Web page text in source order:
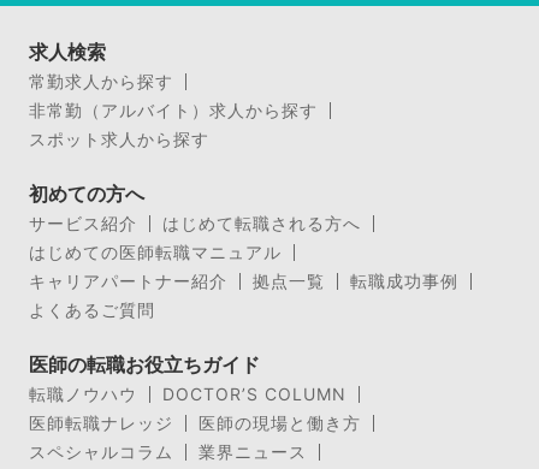
求人検索
常勤求人から探す
非常勤（アルバイト）求人から探す
スポット求人から探す
初めての方へ
サービス紹介
はじめて転職される方へ
はじめての医師転職マニュアル
キャリアパートナー紹介
拠点一覧
転職成功事例
よくあるご質問
医師の転職お役立ちガイド
転職ノウハウ
DOCTOR’S COLUMN
医師転職ナレッジ
医師の現場と働き方
スペシャルコラム
業界ニュース